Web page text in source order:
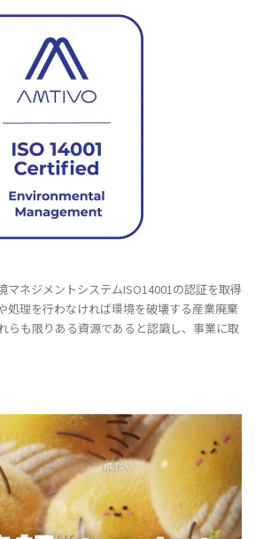
マネジメントシステムISO14001の認証を取得
処理を行わなければ環境を破壊する産業廃棄
らも限りある資源であると認識し、事業に取